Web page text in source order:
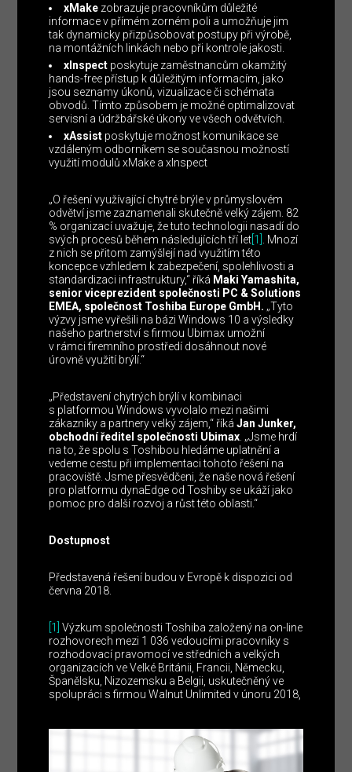
xMake zobrazuje pracovníkům důležité
informace v přímém zorném poli a umožňuje jim
tak dynamicky přizpůsobovat postupy při výrobě,
na montážních linkách nebo při kontrole jakosti.
xInspect poskytuje zaměstnancům okamžitý
hands-free přístup k důležitým informacím, jako
jsou seznamy úkonů, vizualizace či schémata
obvodů. Tímto způsobem je možné optimalizovat
servisní a údržbářské úkony ve všech odvětvích.
xAssist poskytuje možnost komunikace se
vzdáleným odborníkem se současnou možností
využití modulů xMake a xInspect
„O řešení využívající chytré brýle v průmyslovém
odvětví jsme zaznamenali skutečně velký zájem. 82
% organizací uvažuje, že tuto technologii nasadí do
svých procesů během následujících tří let [1]
. Mnozí
z nich se přitom zamýšlejí nad využitím této
koncepce vzhledem k zabezpečení, spolehlivosti a
standardizaci infrastruktury,“ říká Maki Yamashita,
senior viceprezident společnosti PC & Solutions
EMEA, společnost Toshiba Europe GmbH. „Tyto
výzvy jsme vyřešili na bázi Windows 10 a výsledky
našeho partnerství s firmou Ubimax umožní
v rámci firemního prostředí dosáhnout nové
úrovně využití brýlí.“
„Představení chytrých brýlí v kombinaci
s platformou Windows vyvolalo mezi našimi
zákazníky a partnery velký zájem,“ říkáJan Junker,
obchodní ředitel společnosti Ubimax . „Jsme hrdí
na to, že spolu s Toshibou hledáme uplatnění a
vedeme cestu při implementaci tohoto řešení na
pracoviště. Jsme přesvědčeni, že naše nová řešení
pro platformu dynaEdge od Toshiby se ukáží jako
pomoc pro další rozvoj a růst této oblasti.“
Dostupnost
Představená řešení budou v Evropě k dispozici od
června 2018.
[1]
Výzkum společnosti Toshiba založený na on-line
rozhovorech mezi 1 036 vedoucími pracovníky s
rozhodovací pravomocí ve středních a velkých
organizacích ve Velké Británii, Francii, Německu,
Španělsku, Nizozemsku a Belgii, uskutečněný ve
spolupráci s firmou Walnut Unlimited v únoru 2018,